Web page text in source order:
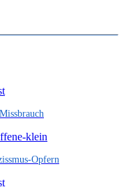
Opfern